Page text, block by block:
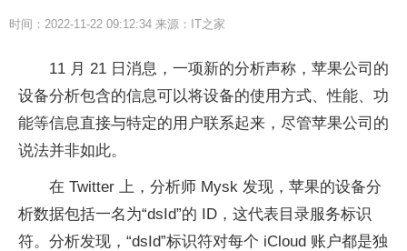
时间：2022-11-22 09:12:34 来源：IT之家
11 月 21 日消息，一项新的分析声称，苹果公司的
设备分析包含的信息可以将设备的使用方式、性能、功
能等信息直接与特定的用户联系起来，尽管苹果公司的
说法并非如此。
在 Twitter 上，分析师 Mysk 发现，苹果的设备分
析数据包括一名为“dsId”的 ID，这代表目录服务标识
符。分析发现，“dsId”标识符对每个 iCloud 账户都是独